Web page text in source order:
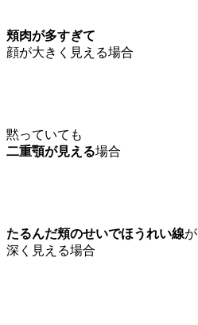
頬肉が多すぎて
顔が大きく見える場合
黙っていても
二重顎が見える場合
たるんだ頬のせいでほうれい線が
深く見える場合